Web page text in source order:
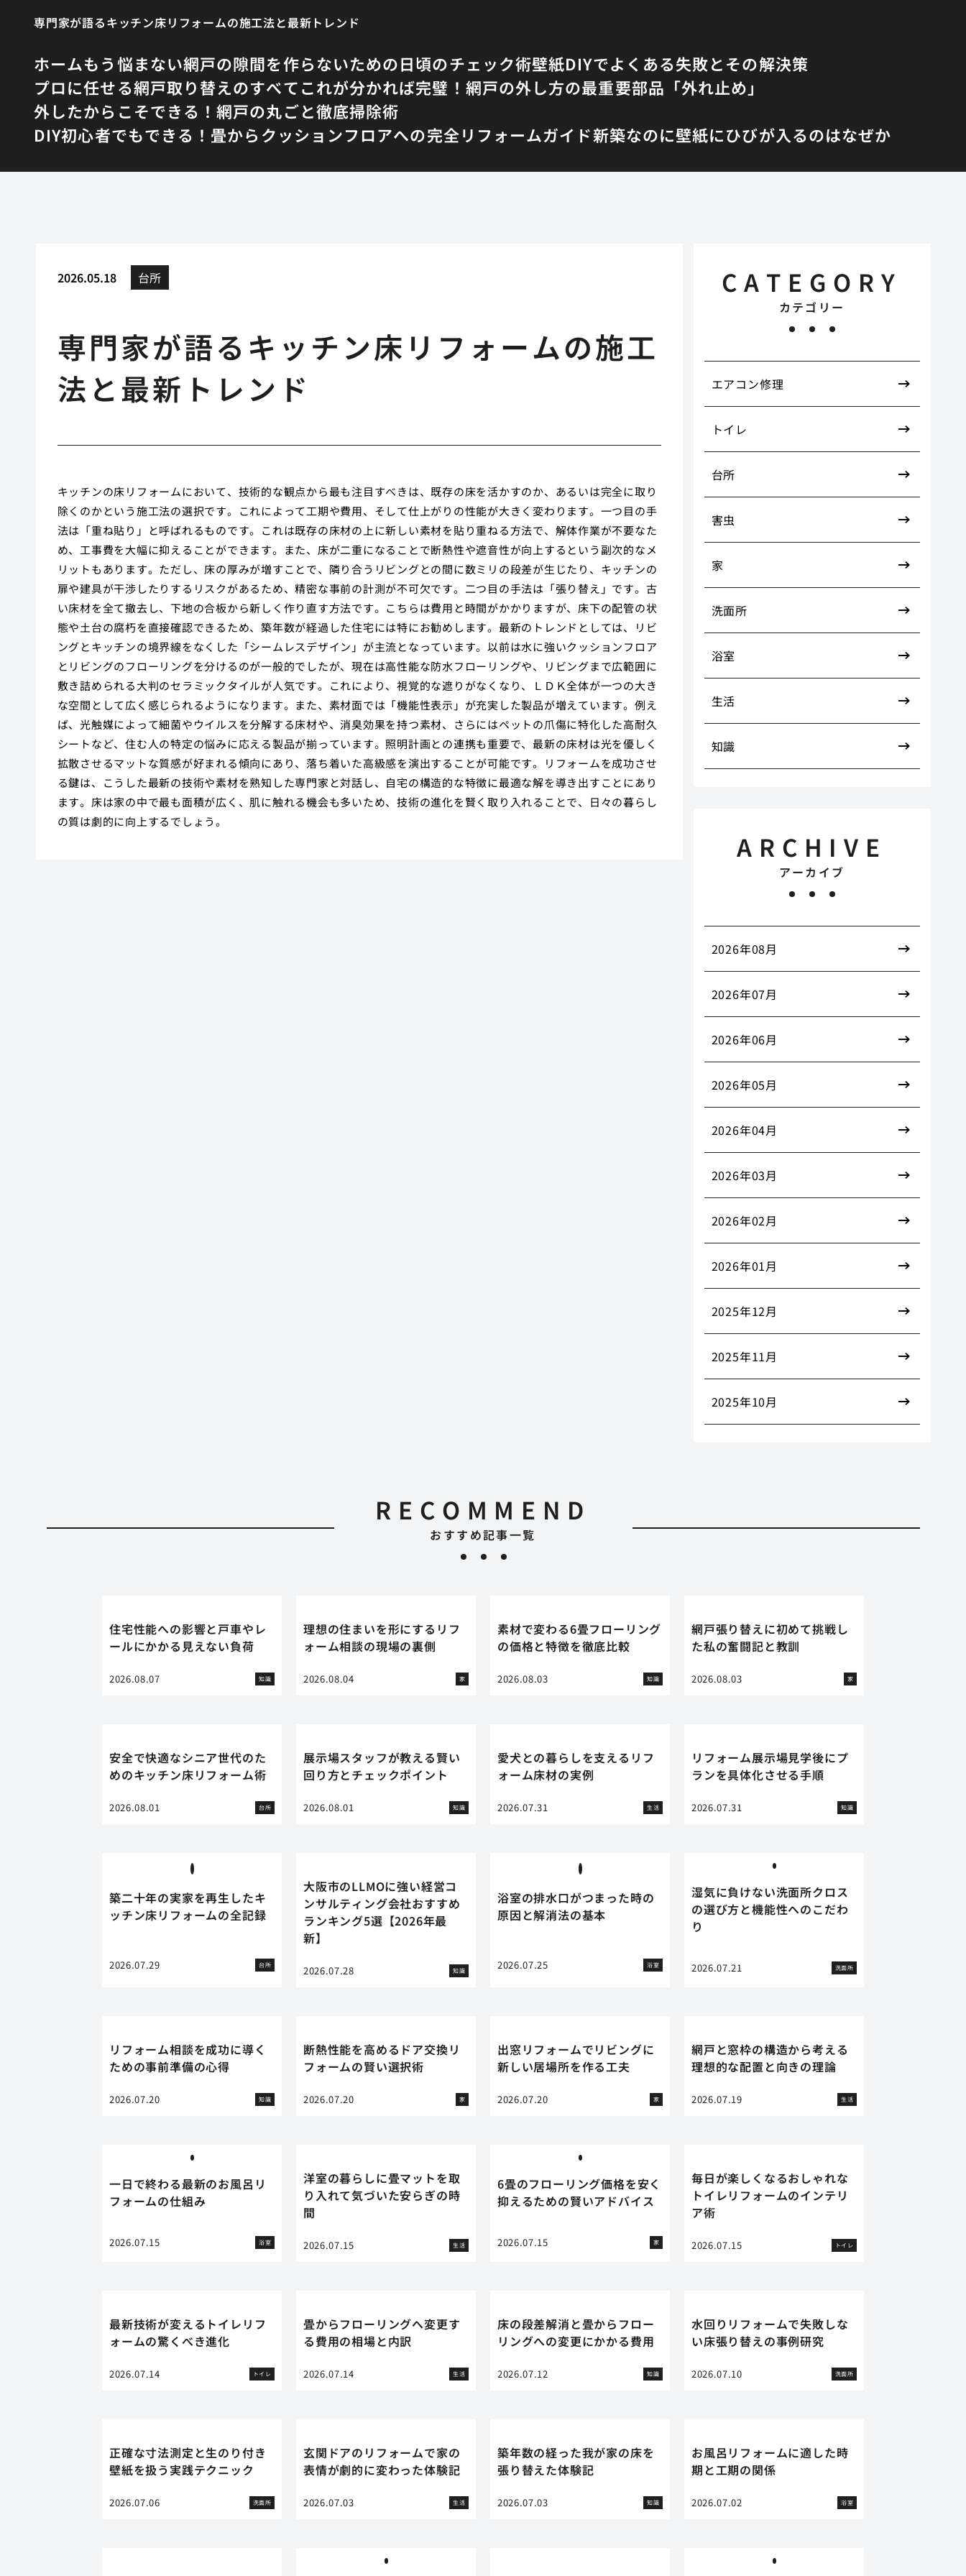
専門家が語るキッチン床リフォームの施工法と最新トレンド
ホームもう悩まない網戸の隙間を作らないための日頃のチェック術壁紙DIYでよくある失敗とその解決策
プロに任せる網戸取り替えのすべてこれが分かれば完璧！網戸の外し方の最重要部品「外れ止め」
外したからこそできる！網戸の丸ごと徹底掃除術
DIY初心者でもできる！畳からクッションフロアへの完全リフォームガイド新築なのに壁紙にひびが入るのはなぜか
2026.05.18 台所
専門家が語るキッチン床リフォームの施工
法と最新トレンド
キッチンの床リフォームにおいて、技術的な観点から最も注目すべきは、既存の床を活かすのか、あるいは完全に取り
除くのかという施工法の選択です。これによって工期や費用、そして仕上がりの性能が大きく変わります。一つ目の手
法は「重ね貼り」と呼ばれるものです。これは既存の床材の上に新しい素材を貼り重ねる方法で、解体作業が不要なた
め、工事費を大幅に抑えることができます。また、床が二重になることで断熱性や遮音性が向上するという副次的なメ
リットもあります。ただし、床の厚みが増すことで、隣り合うリビングとの間に数ミリの段差が生じたり、キッチンの
扉や建具が干渉したりするリスクがあるため、精密な事前の計測が不可欠です。二つ目の手法は「張り替え」です。古
い床材を全て撤去し、下地の合板から新しく作り直す方法です。こちらは費用と時間がかかりますが、床下の配管の状
態や土台の腐朽を直接確認できるため、築年数が経過した住宅には特にお勧めします。最新のトレンドとしては、リビ
ングとキッチンの境界線をなくした「シームレスデザイン」が主流となっています。以前は水に強いクッションフロア
とリビングのフローリングを分けるのが一般的でしたが、現在は高性能な防水フローリングや、リビングまで広範囲に
敷き詰められる大判のセラミックタイルが人気です。これにより、視覚的な遮りがなくなり、ＬＤＫ全体が一つの大き
な空間として広く感じられるようになります。また、素材面では「機能性表示」が充実した製品が増えています。例え
ば、光触媒によって細菌やウイルスを分解する床材や、消臭効果を持つ素材、さらにはペットの爪傷に特化した高耐久
シートなど、住む人の特定の悩みに応える製品が揃っています。照明計画との連携も重要で、最新の床材は光を優しく
拡散させるマットな質感が好まれる傾向にあり、落ち着いた高級感を演出することが可能です。リフォームを成功させ
る鍵は、こうした最新の技術や素材を熟知した専門家と対話し、自宅の構造的な特徴に最適な解を導き出すことにあり
ます。床は家の中で最も面積が広く、肌に触れる機会も多いため、技術の進化を賢く取り入れることで、日々の暮らし
の質は劇的に向上するでしょう。
RECOMMEND
おすすめ記事一覧
住宅性能への影響と戸車やレ
ールにかかる見えない負荷
2026.08.07 知識
理想の住まいを形にするリフ
ォーム相談の現場の裏側
2026.08.04 家
素材で変わる6畳フローリング
の価格と特徴を徹底比較
2026.08.03 知識
網戸張り替えに初めて挑戦し
た私の奮闘記と教訓
2026.08.03 家
安全で快適なシニア世代のた
めのキッチン床リフォーム術
2026.08.01 台所
展示場スタッフが教える賢い
回り方とチェックポイント
2026.08.01 知識
愛犬との暮らしを支えるリフ
ォーム床材の実例
2026.07.31 生活
リフォーム展示場見学後にプ
ランを具体化させる手順
2026.07.31 知識
築二十年の実家を再生したキ
ッチン床リフォームの全記録
2026.07.29 台所
大阪市のLLMOに強い経営コ
ンサルティング会社おすすめ
ランキング5選【2026年最
新】
2026.07.28 知識
浴室の排水口がつまった時の
原因と解消法の基本
2026.07.25 浴室
湿気に負けない洗面所クロス
の選び方と機能性へのこだわ
り
2026.07.21 洗面所
リフォーム相談を成功に導く
ための事前準備の心得
2026.07.20 知識
断熱性能を高めるドア交換リ
フォームの賢い選択術
2026.07.20 家
出窓リフォームでリビングに
新しい居場所を作る工夫
2026.07.20 家
網戸と窓枠の構造から考える
理想的な配置と向きの理論
2026.07.19 生活
一日で終わる最新のお風呂リ
フォームの仕組み
2026.07.15 浴室
洋室の暮らしに畳マットを取
り入れて気づいた安らぎの時
間
2026.07.15 生活
6畳のフローリング価格を安く
抑えるための賢いアドバイス
2026.07.15 家
毎日が楽しくなるおしゃれな
トイレリフォームのインテリ
ア術
2026.07.15 トイレ
最新技術が変えるトイレリフ
ォームの驚くべき進化
2026.07.14 トイレ
畳からフローリングへ変更す
る費用の相場と内訳
2026.07.14 生活
床の段差解消と畳からフロー
リングへの変更にかかる費用
2026.07.12 知識
水回りリフォームで失敗しな
い床張り替えの事例研究
2026.07.10 洗面所
正確な寸法測定と生のり付き
壁紙を扱う実践テクニック
2026.07.06 洗面所
玄関ドアのリフォームで家の
表情が劇的に変わった体験記
2026.07.03 生活
築年数の経った我が家の床を
張り替えた体験記
2026.07.03 知識
お風呂リフォームに適した時
期と工期の関係
2026.07.02 浴室
CATEGORY
カテゴリー
エアコン修理
トイレ
台所
害虫
家
洗面所
浴室
生活
知識
ARCHIVE
アーカイブ
2026年08月
2026年07月
2026年06月
2026年05月
2026年04月
2026年03月
2026年02月
2026年01月
2025年12月
2025年11月
2025年10月